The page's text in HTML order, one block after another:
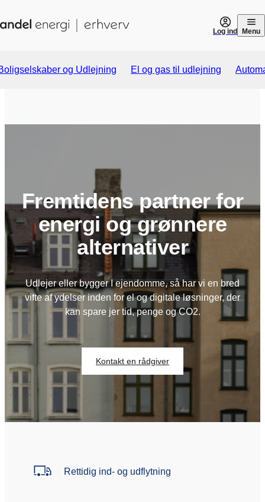
Log ind Menu
og Udlejning El og gas til udlejning
Fremtidens partner for
energi og grønnere
alternativer
Udlejer eller bygger I ejendomme, så har vi en bred
vifte af ydelser inden for el og digitale løsninger, der
kan spare jer tid, penge og CO2.
Kontakt en rådgiver
Rettidig ind- og udflytning